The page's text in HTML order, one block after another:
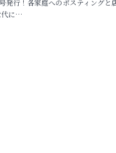
発行！各家庭へのポスティングと
代に…